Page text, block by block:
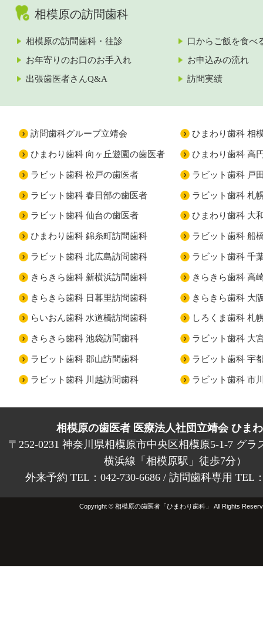
相模原の訪問歯科
相模原の訪問歯科・往診
口からご飯を食べ
お年寄りのお口のお手入れ
お申込みの流れ
出張歯医者さんQ&A
訪問実績
訪問歯科グループ立靖会 ひまわり歯科 相
ひまわり歯科 向ヶ丘遊園の歯医者 ひまわり歯科 高
ラビット歯科 松戸の歯医者 ラビット歯科 戸
ラビット歯科 春日部の歯医者 ラビット歯科 札
ラビット歯科 仙台の歯医者 ひまわり歯科 大
ひまわり歯科 錦糸町訪問歯科 ラビット歯科 船
ラビット歯科 北広島訪問歯科 ラビット歯科 千
きらきら歯科 新横浜訪問歯科 きらきら歯科 高
きらきら歯科 日暮里訪問歯科 きらきら歯科 大
らいおん歯科 水道橋訪問歯科 しろくま歯科 札
きらきら歯科 池袋訪問歯科 ラビット歯科 大
ラビット歯科 郡山訪問歯科 ラビット歯科 宇
ラビット歯科 川越訪問歯科 ラビット歯科 市
相模原の歯医者 医療法人社団立靖会 ひま
〒252-0231 神奈川県相模原市中央区相模原5-1-7 グラ
横浜線「相模原駅」徒歩7分）
外来予約 TEL：042-730-6686 / 訪問歯科専用 TEL
Copyright © 相模原の歯医者「ひまわり歯科」 All Rights